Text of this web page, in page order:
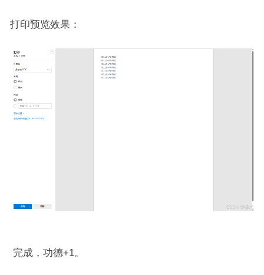
打印预览效果：
完成，功德+1。